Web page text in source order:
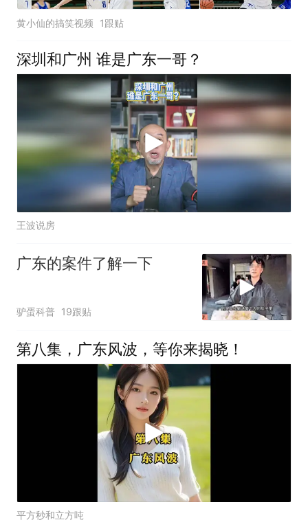
黄小仙的搞笑视频 1跟贴
深圳和广州 谁是广东一哥？
王波说房
广东的案件了解一下
驴蛋科普 19跟贴
第八集，广东风波，等你来揭晓！
平方秒和立方吨